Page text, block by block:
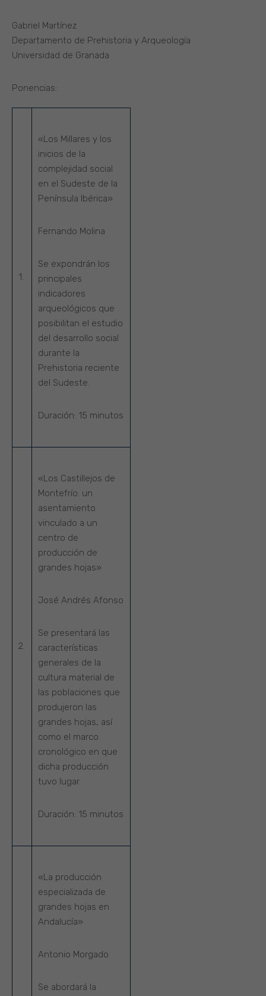
Gabriel Martínez
Departamento de Prehistoria y Arqueología
Universidad de Granada
Ponencias:
1.
«Los Millares y los
inicios de la
complejidad social
en el Sudeste de la
Península Ibérica»
Fernando Molina
Se expondrán los
principales
indicadores
arqueológicos que
posibilitan el estudio
del desarrollo social
durante la
Prehistoria reciente
del Sudeste.
Duración: 15 minutos
2.
«Los Castillejos de
Montefrío: un
asentamiento
vinculado a un
centro de
producción de
grandes hojas»
José Andrés Afonso
Se presentará las
características
generales de la
cultura material de
las poblaciones que
produjeron las
grandes hojas, así
como el marco
cronológico en que
dicha producción
tuvo lugar.
Duración: 15 minutos
«La producción
especializada de
grandes hojas en
Andalucía»
Antonio Morgado
Se abordará la